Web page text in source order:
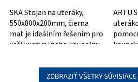
SKA Stojan na uteráky,
550x800x200mm, čierna
mat je ideálním řešením pro
vaši kuchyni nebo koupelnu.
kvalitního...
ARTU
matové
ZOBRAZIŤ VŠETKY SÚVISIACE